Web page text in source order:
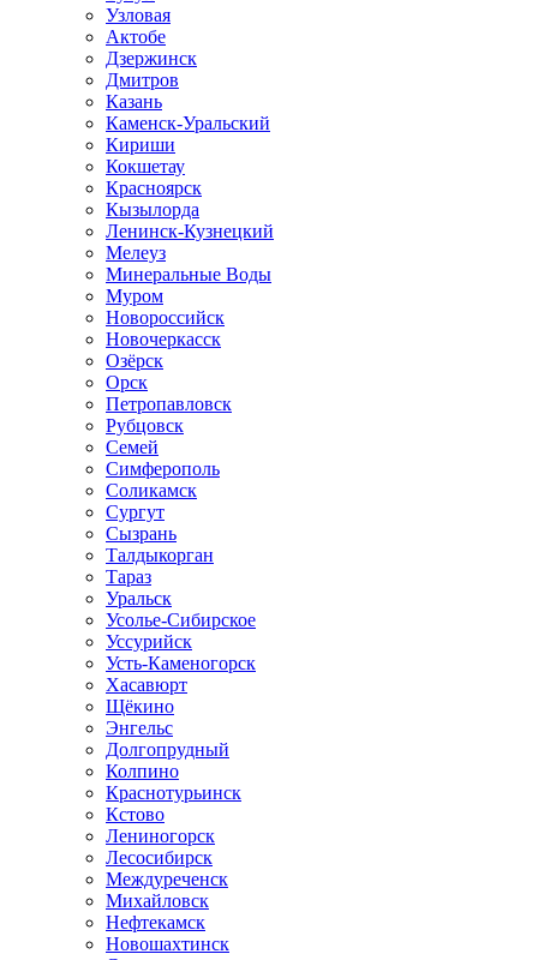
Узловая
Актобе
Дзержинск
Дмитров
Казань
Каменск-Уральский
Кириши
Кокшетау
Красноярск
Кызылорда
Ленинск-Кузнецкий
Мелеуз
Минеральные Воды
Муром
Новороссийск
Новочеркасск
Озёрск
Орск
Петропавловск
Рубцовск
Семей
Симферополь
Соликамск
Сургут
Сызрань
Талдыкорган
Тараз
Уральск
Усолье-Сибирское
Уссурийск
Усть-Каменогорск
Хасавюрт
Щёкино
Энгельс
Долгопрудный
Колпино
Краснотурьинск
Кстово
Лениногорск
Лесосибирск
Междуреченск
Михайловск
Нефтекамск
Новошахтинск